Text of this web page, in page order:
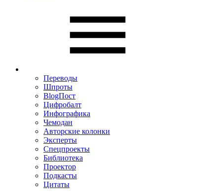
Переводы
Шпроты
BlogПост
Цифробалт
Инфографика
Чемодан
Авторские колонки
Эксперты
Спецпроекты
Библиотека
Проектор
Подкасты
Цитаты